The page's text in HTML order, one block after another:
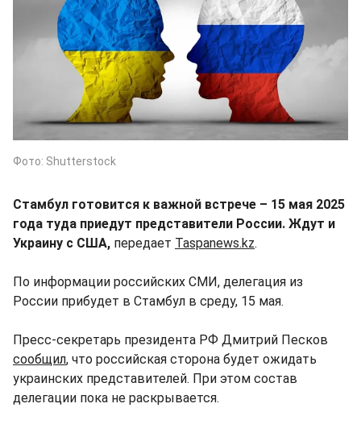
Фото: Shutterstock
Стамбул готовится к важной встрече – 15 мая 2025
года туда приедут представители России. Ждут и
Украину с США, передает Taspanews.kz.
По информации российских СМИ, делегация из
России прибудет в Стамбул в среду, 15 мая.
Пресс-секретарь президента РФ Дмитрий Песков
сообщил, что российская сторона будет ожидать
украинских представителей. При этом состав
делегации пока не раскрывается.